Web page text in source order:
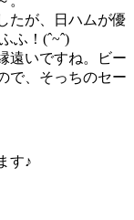
たが、日ハムが優
ふ！(ˆ~ˆ)
遠いですね。ビー
で、そっちのセー
す♪